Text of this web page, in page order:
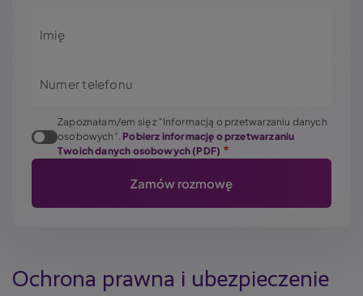
Imię
Numer telefonu
Zapoznałam/em się z "Informacją o przetwarzaniu danych
osobowych". Pobierz informację o przetwarzaniu
Twoich danych osobowych (PDF)
Ochrona prawna i ubezpieczenie